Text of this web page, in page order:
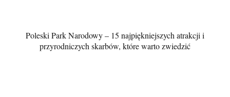
Poleski Park Narodowy – 15 najpiękniejszych atrakcji i
przyrodniczych skarbów, które warto zwiedzić